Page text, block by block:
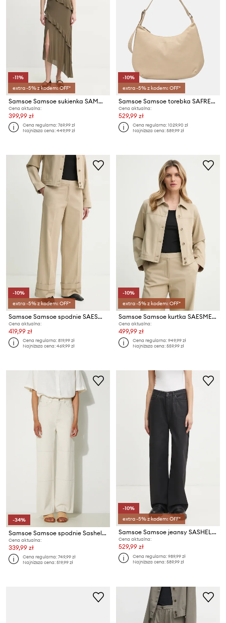
-11%
extra -5% z kodem: OFF*
Samsoe Samsoe sukienka SAMOENA
Cena aktualna:
399,99 zł
Cena regularna:769,99 zł
Najniższa cena:449,99 zł
-10%
extra -5% z kodem: OFF*
Samsoe Samsoe torebka SAFREJA
Cena aktualna:
529,99 zł
Cena regularna:1029,90 zł
Najniższa cena:589,99 zł
-10%
extra -5% z kodem: OFF*
Samsoe Samsoe spodnie SAESMELLA
Cena aktualna:
419,99 zł
Cena regularna:819,99 zł
Najniższa cena:469,99 zł
-10%
extra -5% z kodem: OFF*
Samsoe Samsoe kurtka SAESMELLA
Cena aktualna:
499,99 zł
Cena regularna:949,99 zł
Najniższa cena:559,99 zł
-34%
Samsoe Samsoe spodnie Sashelly
Cena aktualna:
339,99 zł
Cena regularna:749,99 zł
Najniższa cena:519,99 zł
-10%
extra -5% z kodem: OFF*
Samsoe Samsoe jeansy SASHELLY
Cena aktualna:
529,99 zł
Cena regularna:989,99 zł
Najniższa cena:589,99 zł